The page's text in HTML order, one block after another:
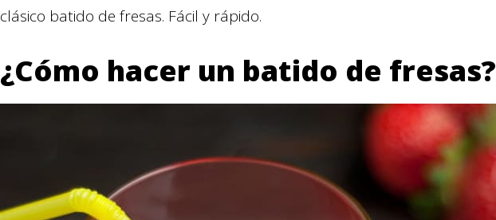
clásico batido de fresas. Fácil y rápido.
¿Cómo hacer un batido de fresas?